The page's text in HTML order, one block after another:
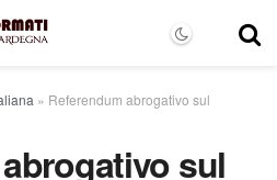
» Referendum abrogativo sul
sul